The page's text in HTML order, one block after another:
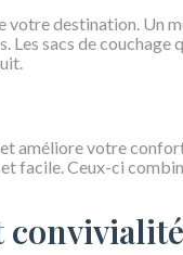
votre destination. Un
Les sacs de couchage
améliore votre
facile. Ceux-ci
convivialité